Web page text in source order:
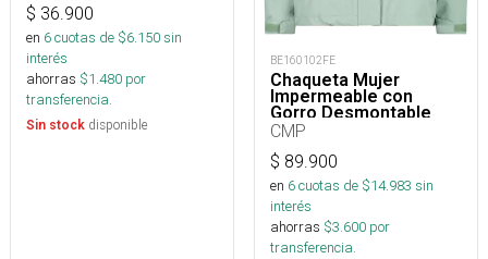
$ 36.900
en 6cuotas de $6.150sin
interés
ahorras $1.480 por
transferencia.
Sin stock disponible
BE160102FE
Chaqueta Mujer
Impermeable con
Gorro Desmontable
CMP
$ 89.900
en 6cuotas de $14.983 sin
interés
ahorras $3.600 por
transferencia.